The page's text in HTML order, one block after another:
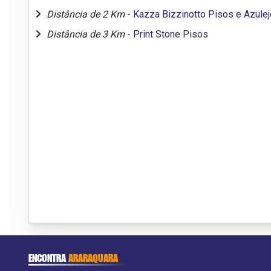
Distância de 2 Km - Kazza Bizzinotto Pisos e
Distância de 3 Km - Print Stone Pisos
ENCONTRAARARAQUARA